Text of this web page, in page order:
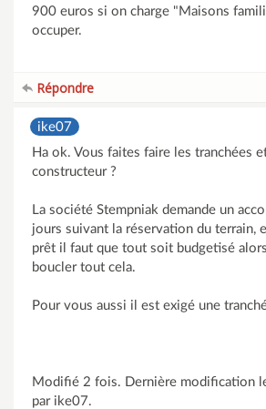
900 euros si on charge "Maisons
occuper.
Répondre
ike07
Ha ok. Vous faites faire les tranchées
constructeur ?
La société Stempniak demande un
jours suivant la réservation du terrain,
prêt il faut que tout soit budgetisé
boucler tout cela.
Pour vous aussi il est exigé une
Modifié 2 fois. Dernière modification
par ike07.